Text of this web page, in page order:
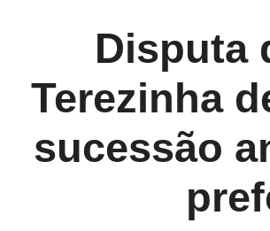
Disputa
Terezinha
sucessão